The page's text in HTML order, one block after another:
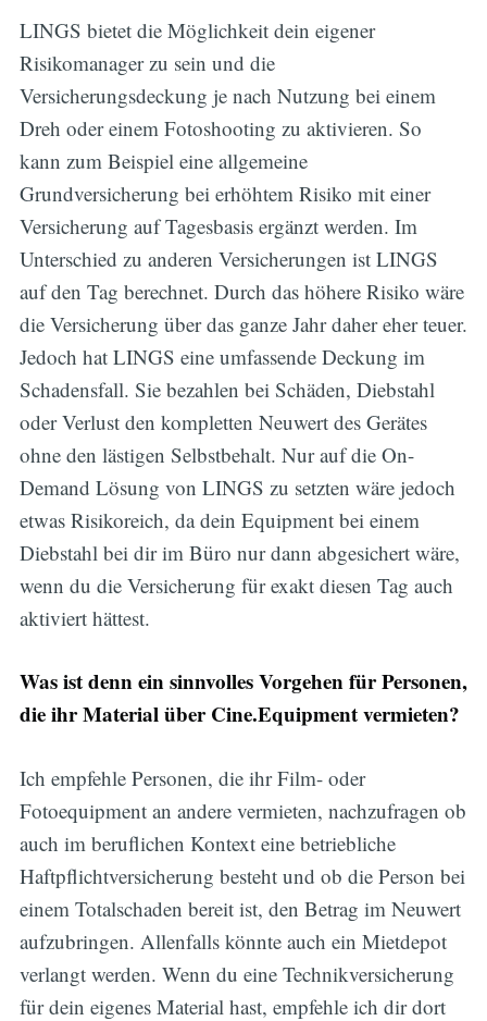
LINGS bietet die Möglichkeit dein eigener
Risikomanager zu sein und die
Versicherungsdeckung je nach Nutzung bei einem
Dreh oder einem Fotoshooting zu aktivieren. So
kann zum Beispiel eine allgemeine
Grundversicherung bei erhöhtem Risiko mit einer
Versicherung auf Tagesbasis ergänzt werden. Im
Unterschied zu anderen Versicherungen ist LINGS
auf den Tag berechnet. Durch das höhere Risiko wäre
die Versicherung über das ganze Jahr daher eher teuer.
Jedoch hat LINGS eine umfassende Deckung im
Schadensfall. Sie bezahlen bei Schäden, Diebstahl
oder Verlust den kompletten Neuwert des Gerätes
ohne den lästigen Selbstbehalt. Nur auf die On-
Demand Lösung von LINGS zu setzten wäre jedoch
etwas Risikoreich, da dein Equipment bei einem
Diebstahl bei dir im Büro nur dann abgesichert wäre,
wenn du die Versicherung für exakt diesen Tag auch
aktiviert hättest.
Was ist denn ein sinnvolles Vorgehen für Personen,
die ihr Material über Cine.Equipment vermieten?
Ich empfehle Personen, die ihr Film- oder
Fotoequipment an andere vermieten, nachzufragen ob
auch im beruflichen Kontext eine betriebliche
Haftpflichtversicherung besteht und ob die Person bei
einem Totalschaden bereit ist, den Betrag im Neuwert
aufzubringen. Allenfalls könnte auch ein Mietdepot
verlangt werden. Wenn du eine Technikversicherung
für dein eigenes Material hast, empfehle ich dir dort